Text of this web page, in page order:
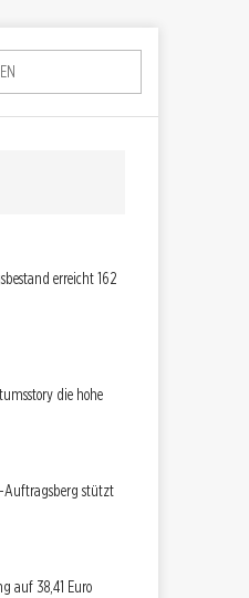
erreicht 162
die hohe
Auftragsberg stützt
auf 38,41 Euro